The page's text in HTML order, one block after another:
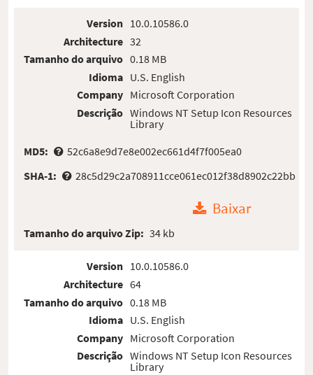
Version
Architecture
Tamanho do arquivo
Idioma
Company
Descrição
10.0.10586.0
32
0.18 MB
U.S. English
Microsoft Corporation
Windows NT Setup Icon Resources
Library
MD5:
52c6a8e9d7e8e002ec661d4f7f005ea0
SHA-1:
28c5d29c2a708911cce061ec012f38d8902c22bb
Baixar
Tamanho do arquivo Zip: 34 kb
Version
Architecture
Tamanho do arquivo
Idioma
Company
Descrição
10.0.10586.0
64
0.18 MB
U.S. English
Microsoft Corporation
Windows NT Setup Icon Resources
Library